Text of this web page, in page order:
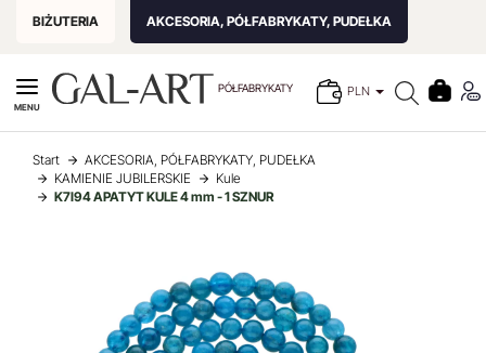
BIŻUTERIA AKCESORIA, PÓŁFABRYKATY, PUDEŁKA
PÓŁFABRYKATY PLN
MENU
Start
AKCESORIA, PÓŁFABRYKATY, PUDEŁKA
KAMIENIE JUBILERSKIE
Kule
K7I94 APATYT KULE 4 mm - 1 SZNUR